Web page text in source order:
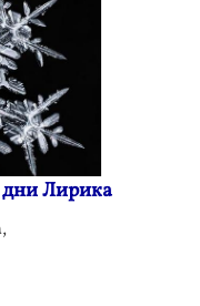
Лирика